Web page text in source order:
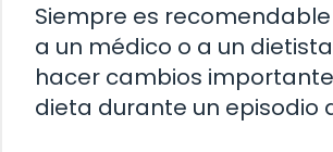
Siempre es
a un médico o a un
hacer cambios
dieta durante un episodio